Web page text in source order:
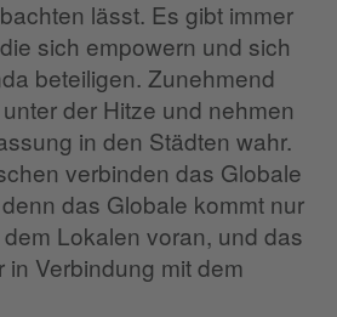
lässt. Es gibt immer
sich empowern und sich
beteiligen. Zunehmend
der Hitze und nehmen
in den Städten wahr.
verbinden das Globale
das Globale kommt nur
Lokalen voran, und das
in Verbindung mit dem